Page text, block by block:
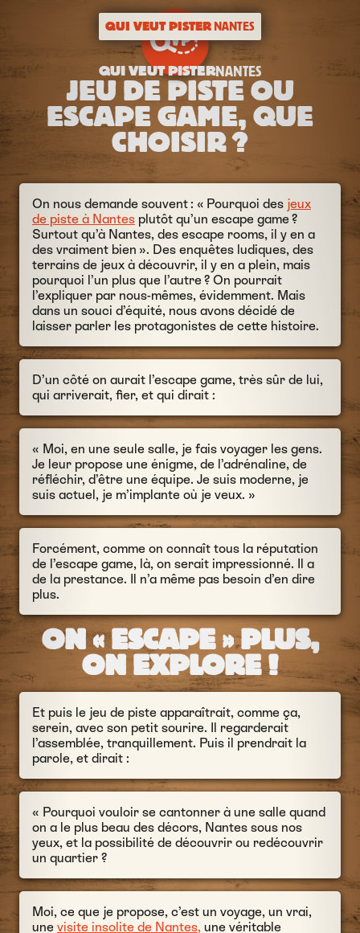
QUI VEUT PISTERNANTES
QUI VEUT PISTERNANTES
JEU DE PISTE OU
ESCAPE GAME, QUE
CHOISIR ?
On nous demande souvent : « Pourquoi des jeux
de piste à Nantes plutôt qu’un escape game ?
Surtout qu’à Nantes, des escape rooms, il y en a
des vraiment bien ». Des enquêtes ludiques, des
terrains de jeux à découvrir, il y en a plein, mais
pourquoi l’un plus que l’autre ? On pourrait
l’expliquer par nous-mêmes, évidemment. Mais
dans un souci d’équité, nous avons décidé de
laisser parler les protagonistes de cette histoire.
D’un côté on aurait l’escape game, très sûr de lui,
qui arriverait, fier, et qui dirait :
« Moi, en une seule salle, je fais voyager les gens.
Je leur propose une énigme, de l’adrénaline, de
réfléchir, d’être une équipe. Je suis moderne, je
suis actuel, je m’implante où je veux. »
Forcément, comme on connaît tous la réputation
de l’escape game, là, on serait impressionné. Il a
de la prestance. Il n’a même pas besoin d’en dire
plus.
ON « ESCAPE » PLUS,
ON EXPLORE !
Et puis le jeu de piste apparaîtrait, comme ça,
serein, avec son petit sourire. Il regarderait
l’assemblée, tranquillement. Puis il prendrait la
parole, et dirait :
« Pourquoi vouloir se cantonner à une salle quand
on a le plus beau des décors, Nantes sous nos
yeux, et la possibilité de découvrir ou redécouvrir
un quartier ?
Moi, ce que je propose, c’est un voyage, un vrai,
une visite insolite de Nantes, une véritable